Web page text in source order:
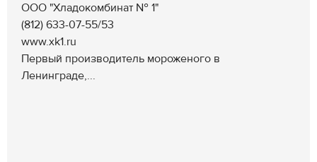
ООО "Хладокомбинат № 1"
(812) 633-07-55/53
www.xk1.ru
Первый производитель мороженого в
Ленинграде,...